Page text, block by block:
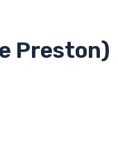
Preston)